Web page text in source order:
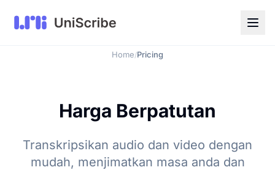
Home/Pricing
Harga Berpatutan
Transkripsikan audio dan video dengan
mudah, menjimatkan masa anda dan